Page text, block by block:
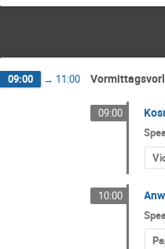
09:00 → 11:00
09:00
10:00